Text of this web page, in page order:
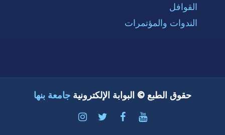
القوافل
الندوات والمؤتمرات
حقوق الطبع © البوابة الإلكترونية جامعة بنها